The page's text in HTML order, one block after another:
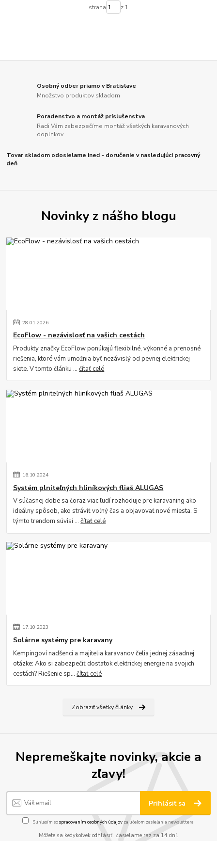
strana z 1
Osobný odber priamo v Bratislave
Množstvo produktov skladom
Poradenstvo a montáž príslušenstva
Radi Vám zabezpečíme montáž všetkých karavanových
doplnkov
Tovar skladom odosielame ineď - doručenie v nasledujúci pracovný
deň
Novinky z nášho blogu
28.01.2026
EcoFlow - nezávislosť na vašich cestách
Produkty značky EcoFlow ponúkajú flexibilné, výkonné a prenosné
riešenia, ktoré vám umožnia byť nezávislý od pevnej elektrickej
siete. V tomto článku ...čítať celé
16.10.2024
Systém plniteľných hliníkových fliaš ALUGAS
V súčasnej dobe sa čoraz viac ľudí rozhoduje pre karavaning ako
ideálny spôsob, ako stráviť voľný čas a objavovať nové miesta. S
týmto trendom súvisí ...čítať celé
17.10.2023
Solárne systémy pre karavany
Kempingoví nadšenci a majitelia karavanov čelia jednej zásadnej
otázke: Ako si zabezpečiť dostatok elektrickej energie na svojich
cestách? Riešenie sp...čítať celé
Zobraziť všetky články
Nepremeškajte novinky, akcie a
zľavy!
Prihlásiť sa
Súhlasím sospracovaním osobných údajov za účelom zasielania newslettera.
Môžete sa kedykoľvek odhlásiť. Zasielame raz za 14 dní.